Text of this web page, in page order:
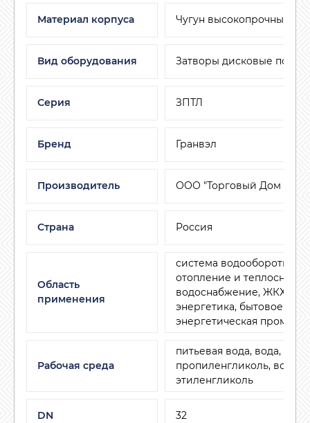
Материал корпуса Чугун высокопрочный
Вид оборудования Затворы дисковые
Серия ЗПТЛ
Бренд Гранвэл
Производитель ООО "Торговый Дом АДЛ"
Страна Россия
Область
применения
система водооборотной
отопление и
водоснабжение, ЖКХ,
энергетика, бытовое
энергетическая
Рабочая среда
питьевая вода, вода,
пропиленгликоль, воздух,
этиленгликоль
DN 32